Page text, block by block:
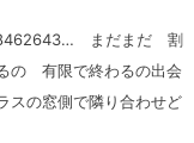
まだまだ 割
の 有限で終わるの出会
スの窓側で隣り合わせど